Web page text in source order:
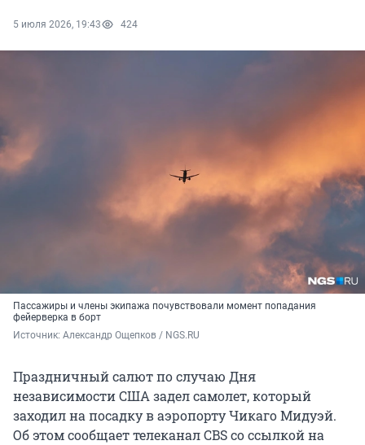
5 июля 2026, 19:43 424
Пассажиры и члены экипажа почувствовали момент попадания
фейерверка в борт
Источник: Александр Ощепков / NGS.RU
Праздничный салют по случаю Дня
независимости США задел самолет, который
заходил на посадку в аэропорту Чикаго Мидуэй.
Об этом сообщает телеканал CBS со ссылкой на